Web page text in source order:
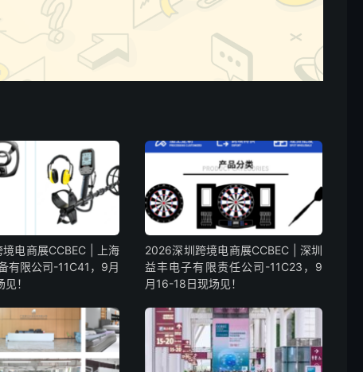
电商展CCBEC | 上海
有限公司-11C41，9月
！
2026深圳跨境电商展CCBEC | 深圳
益丰电子有限责任公司-11C23，9
月16-18日现场见！